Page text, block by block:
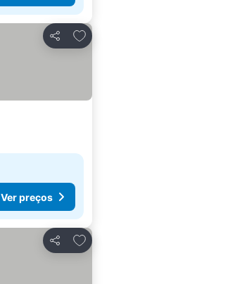
Partilhar
Adicionar aos favoritos
Ver preços
Partilhar
Adicionar aos favoritos